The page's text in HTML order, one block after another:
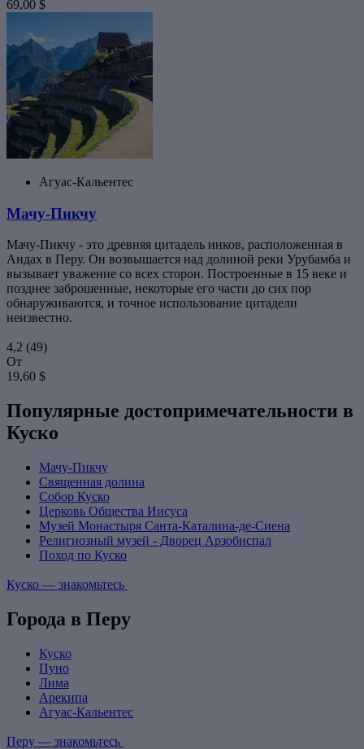
69,00 $
Агуас-Кальентес
Мачу-Пикчу
Мачу-Пикчу - это древняя цитадель инков, расположенная в
Андах в Перу. Он возвышается над долиной реки Урубамба и
вызывает уважение со всех сторон. Построенные в 15 веке и
позднее заброшенные, некоторые его части до сих пор
обнаруживаются, и точное использование цитадели
неизвестно.
4,2 (49)
От
19,60 $
Популярные достопримечательности в
Куско
Мачу-Пикчу
Священная долина
Собор Куско
Церковь Общества Иисуса
Музей Монастыря Санта-Каталина-де-Сиена
Религиозный музей - Дворец Арзобиспал
Поход по Куско
Куско — знакомьтесь
Города в Перу
Куско
Пуно
Лима
Арекипа
Агуас-Кальентес
Перу — знакомьтесь